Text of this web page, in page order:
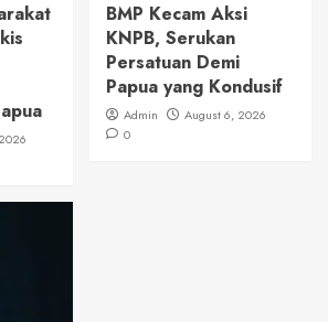
BMP Kecam Aksi
KNPB, Serukan
Persatuan Demi
Papua yang Kondusif
Admin
August 6, 2026
0